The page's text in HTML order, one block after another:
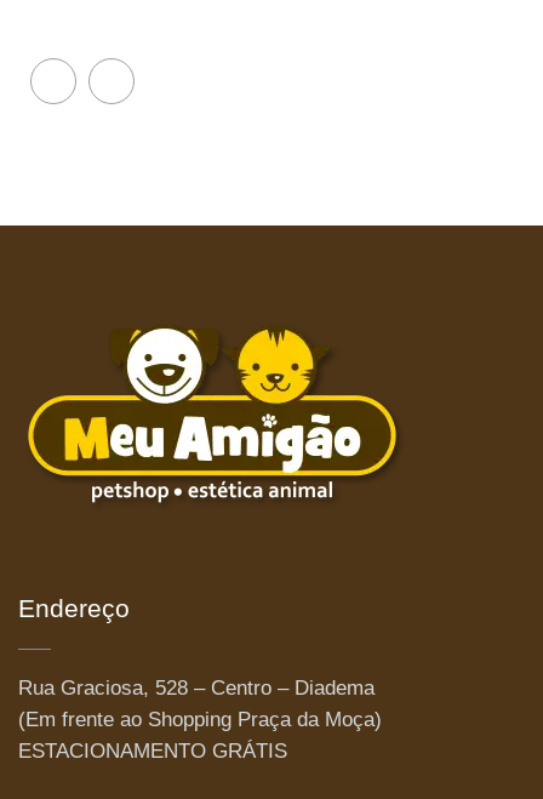
Endereço
Rua Graciosa, 528 – Centro – Diadema
(Em frente ao Shopping Praça da Moça)
ESTACIONAMENTO GRÁTIS